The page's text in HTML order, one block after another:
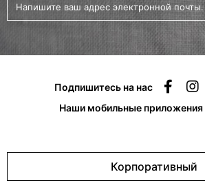
Подпишитесь на нас
Наши мобильные приложения
Корпоративный